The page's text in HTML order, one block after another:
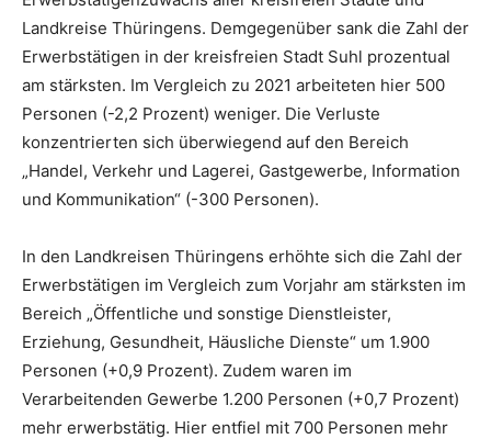
Landkreise Thüringens. Demgegenüber sank die Zahl der
Erwerbstätigen in der kreisfreien Stadt Suhl prozentual
am stärksten. Im Vergleich zu 2021 arbeiteten hier 500
Personen (-2,2 Prozent) weniger. Die Verluste
konzentrierten sich überwiegend auf den Bereich
„Handel, Verkehr und Lagerei, Gastgewerbe, Information
und Kommunikation“ (-300 Personen).
In den Landkreisen Thüringens erhöhte sich die Zahl der
Erwerbstätigen im Vergleich zum Vorjahr am stärksten im
Bereich „Öffentliche und sonstige Dienstleister,
Erziehung, Gesundheit, Häusliche Dienste“ um 1.900
Personen (+0,9 Prozent). Zudem waren im
Verarbeitenden Gewerbe 1.200 Personen (+0,7 Prozent)
mehr erwerbstätig. Hier entfiel mit 700 Personen mehr